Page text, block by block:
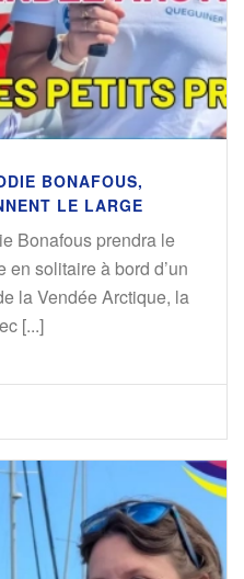
BONAFOUS,
LE LARGE
Bonafous prendra le
en solitaire à bord d’un
la Vendée Arctique, la
[...]